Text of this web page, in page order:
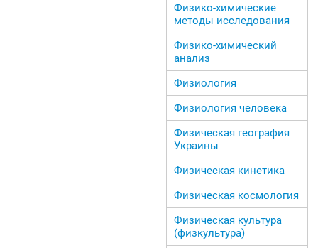
Физико-химические
методы исследования
Физико-химический
анализ
Физиология
Физиология человека
Физическая география
Украины
Физическая кинетика
Физическая космология
Физическая культура
(физкультура)